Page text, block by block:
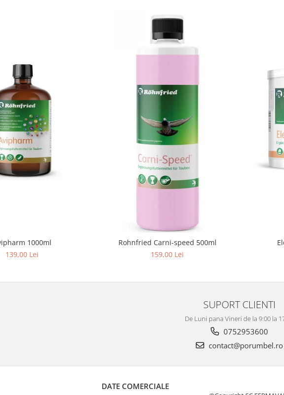
1000ml
139,00 Lei
Rohnfried Carni-speed 500ml
159,00 Lei
SUPORT CLIENTI
De Luni pana Vineri de la 9:00 la
0752953600
contact@porumbel.ro
DATE COMERCIALE